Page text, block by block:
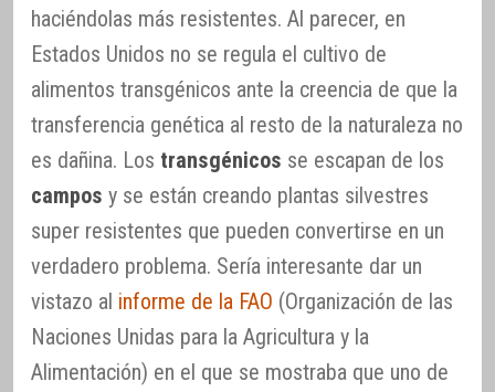
haciéndolas más resistentes. Al parecer, en
Estados Unidos no se regula el cultivo de
alimentos transgénicos ante la creencia de que la
transferencia genética al resto de la naturaleza no
es dañina. Los transgénicos se escapan de los
campos y se están creando plantas silvestres
super resistentes que pueden convertirse en un
verdadero problema. Sería interesante dar un
vistazo al informe de la FAO (Organización de las
Naciones Unidas para la Agricultura y la
Alimentación) en el que se mostraba que uno de